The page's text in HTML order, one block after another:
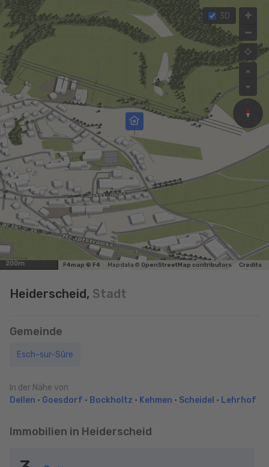
3D
200m F4map © F4 Map data © OpenStreetMap contributors Credits
Heiderscheid, Stadt
Gemeinde
Esch-sur-Sûre
In der Nähe von
Dellen • Goesdorf • Bockholtz • Kehmen • Scheidel • Lehrhof
Immobilien in Heiderscheid